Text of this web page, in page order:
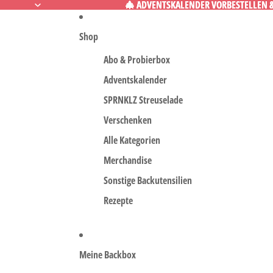
🎄 ADVENTSKALENDER
🎄 ADVENTSKALENDER
Shop
Abo & Probierbox
Adventskalender
SPRNKLZ Streuselade
Verschenken
Alle Kategorien
Merchandise
Sonstige Backutensilien
Rezepte
Meine Backbox